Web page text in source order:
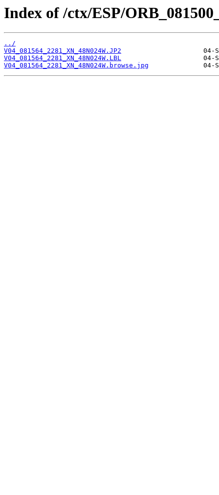
Index of /ctx/ESP/
../
V04_081564_2281_XN_48N024W.JP2
V04_081564_2281_XN_48N024W.LBL
V04_081564_2281_XN_48N024W.browse.jpg